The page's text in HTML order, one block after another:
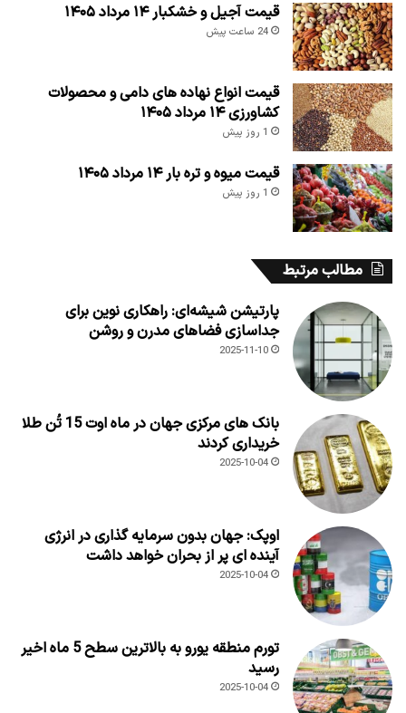
قیمت آجیل و خشکبار ۱۴ مرداد ۱۴۰۵
24 ساعت پیش
قیمت انواع نهاده های دامی و محصولات
کشاورزی ۱۴ مرداد ۱۴۰۵
1 روز پیش
قیمت میوه و تره بار ۱۴ مرداد ۱۴۰۵
1 روز پیش
مطالب مرتبط
پارتیشن شیشه‌ای: راهکاری نوین برای
جداسازی فضاهای مدرن و روشن
2025-11-10
بانک های مرکزی جهان در ماه اوت 15 تُن طلا
خریداری کردند
2025-10-04
اوپک: جهان بدون سرمایه گذاری در انرژی
آینده ای پر از بحران خواهد داشت
2025-10-04
تورم منطقه یورو به بالاترین سطح 5 ماه اخیر
رسید
2025-10-04